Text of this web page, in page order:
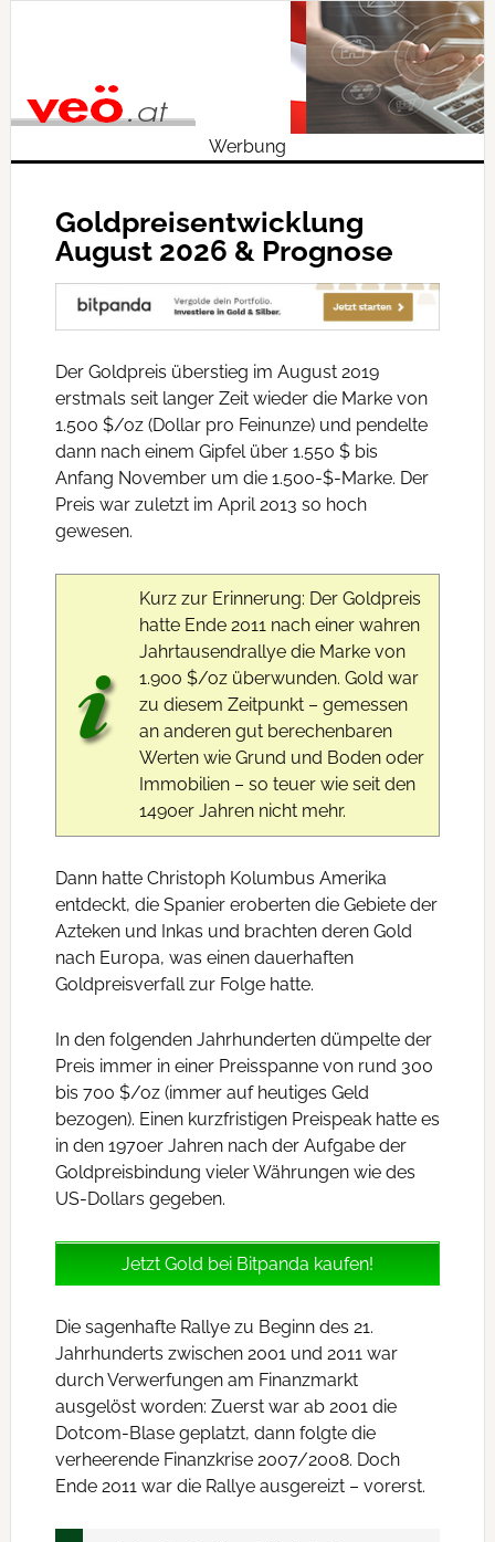
Werbung
Goldpreisentwicklung
August 2026 & Prognose
Der Goldpreis überstieg im August 2019
erstmals seit langer Zeit wieder die Marke von
1.500 $/oz (Dollar pro Feinunze) und pendelte
dann nach einem Gipfel über 1.550 $ bis
Anfang November um die 1.500-$-Marke. Der
Preis war zuletzt im April 2013 so hoch
gewesen.
Kurz zur Erinnerung: Der Goldpreis
hatte Ende 2011 nach einer wahren
Jahrtausendrallye die Marke von
1.900 $/oz überwunden. Gold war
zu diesem Zeitpunkt – gemessen
an anderen gut berechenbaren
Werten wie Grund und Boden oder
Immobilien – so teuer wie seit den
1490er Jahren nicht mehr.
Dann hatte Christoph Kolumbus Amerika
entdeckt, die Spanier eroberten die Gebiete der
Azteken und Inkas und brachten deren Gold
nach Europa, was einen dauerhaften
Goldpreisverfall zur Folge hatte.
In den folgenden Jahrhunderten dümpelte der
Preis immer in einer Preisspanne von rund 300
bis 700 $/oz (immer auf heutiges Geld
bezogen). Einen kurzfristigen Preispeak hatte es
in den 1970er Jahren nach der Aufgabe der
Goldpreisbindung vieler Währungen wie des
US-Dollars gegeben.
Jetzt Gold bei Bitpanda kaufen!
Die sagenhafte Rallye zu Beginn des 21.
Jahrhunderts zwischen 2001 und 2011 war
durch Verwerfungen am Finanzmarkt
ausgelöst worden: Zuerst war ab 2001 die
Dotcom-Blase geplatzt, dann folgte die
verheerende Finanzkrise 2007/2008. Doch
Ende 2011 war die Rallye ausgereizt – vorerst.